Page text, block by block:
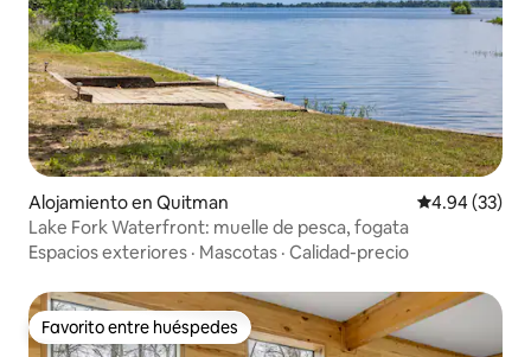
Alojamiento en Quitman Calificación
4.94 (33)
Lake Fork Waterfront: muelle de pesca, fogata
Espacios exteriores · Mascotas · Calidad-precio
Favorito entre huéspedes
Favorito entre huéspedes